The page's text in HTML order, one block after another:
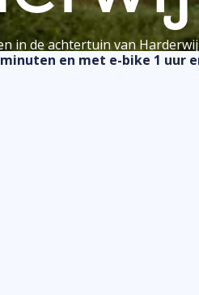
in de achtertuin van
en met e-bike 1 uur